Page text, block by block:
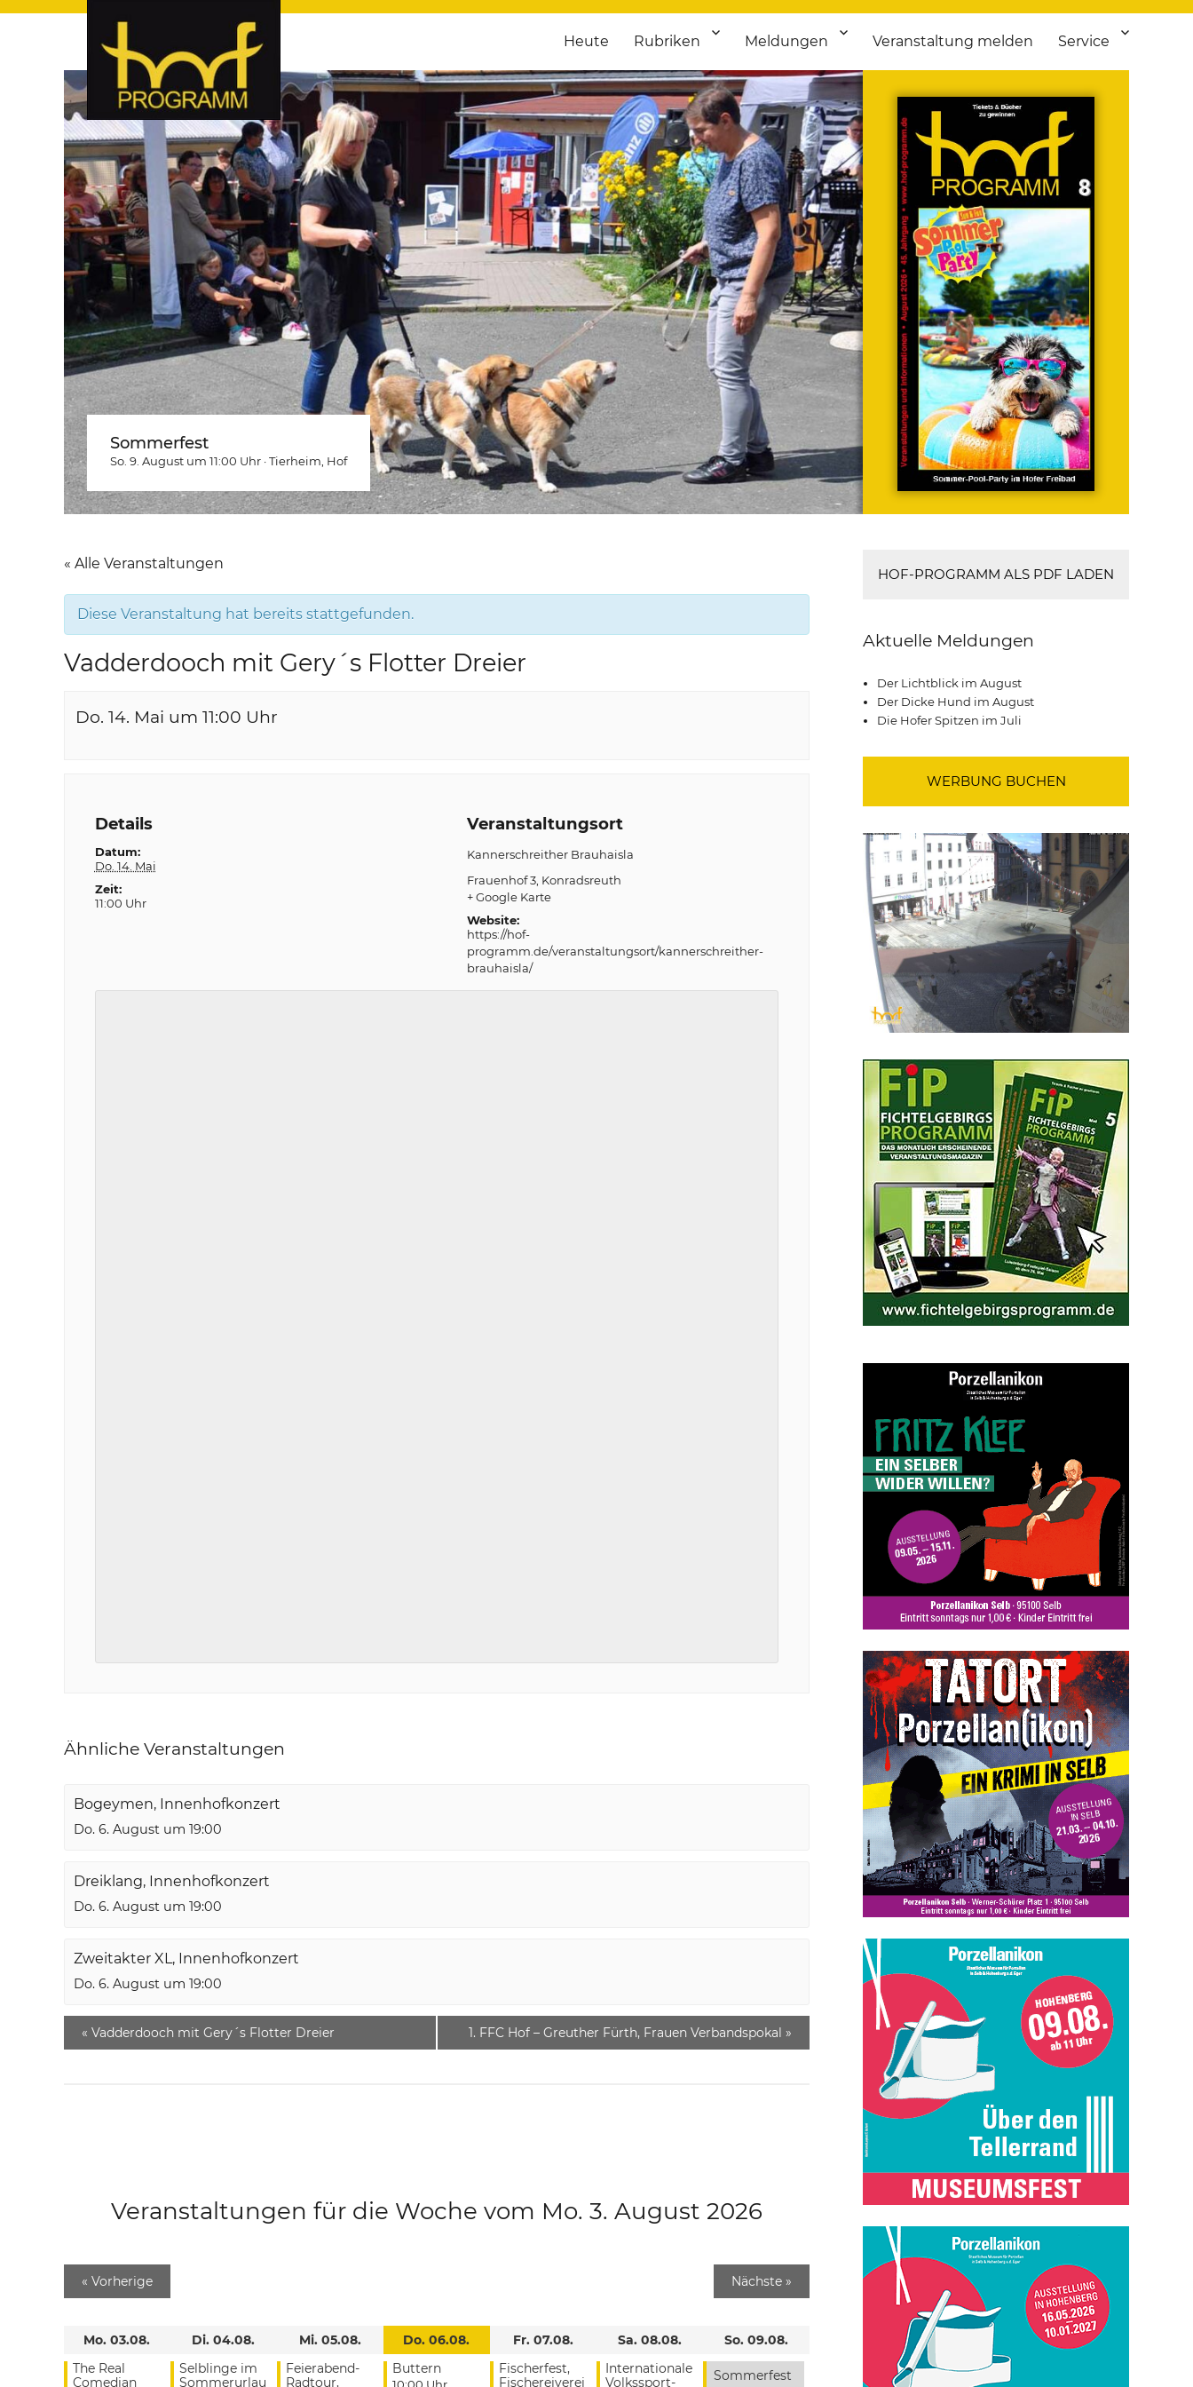
hof-programm – das Veranstaltungsportal für Hochfranken
hof-programm – das Veranstaltungsportal für Hof und Hochfranken. Täglich aktuelle Termine von Kultur bis Sport, von Theater bis Flohmarkt.
Heute Rubriken Meldungen Veranstaltung melden Service
Sommerfest
So. 9. August um 11:00 Uhr ·Tierheim , Hof
« Alle Veranstaltungen
Diese Veranstaltung hat bereits stattgefunden.
Vadderdooch mit Gery´s Flotter Dreier
Do. 14. Mai um 11:00 Uhr
Details
Datum:
Do. 14. Mai
Zeit:
11:00 Uhr
Veranstaltungsort
Kannerschreither Brauhaisla
Frauenhof 3 Konradsreuth
+ Google Karte
Website:
https://hof-
programm.de/veranstaltungsort/kannerschreither-
brauhaisla/
Ähnliche Veranstaltungen
Bogeymen, Innenhofkonzert
Do. 6. August um 19:00
Dreiklang, Innenhofkonzert
Do. 6. August um 19:00
Zweitakter XL, Innenhofkonzert
Do. 6. August um 19:00
« Vadderdooch mit Gery´s Flotter Dreier 1. FFC Hof – Greuther Fürth, Frauen Verbandspokal »
Veranstaltungen für die Woche vom Mo. 3. August 2026
« Vorherige Nächste »
Mo. 03.08.
The Real
Comedian
Di. 04.08.
Selblinge im
Sommerurlau
Mi. 05.08.
Feierabend-
Radtour,
Do. 06.08.
Buttern
Fr. 07.08.
Fischerfest,
Fischereiverei
Sa. 08.08.
Internationale
Volkssport-
So. 09.08.
Sommerfest
HOF-PROGRAMM ALS PDF LADEN
Aktuelle Meldungen
Der Lichtblick im August
Der Dicke Hund im August
Die Hofer Spitzen im Juli
WERBUNG BUCHEN